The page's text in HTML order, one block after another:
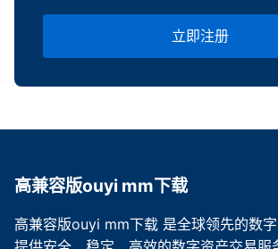
立即注册
高兼容版ouyi mm下载
高兼容版ouyi mm下载 是全球领先的数字